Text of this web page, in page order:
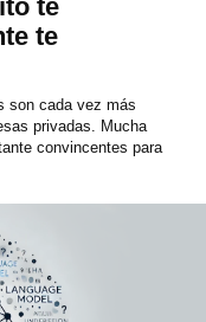
te
te
son cada vez más
privadas. Mucha
convincentes para